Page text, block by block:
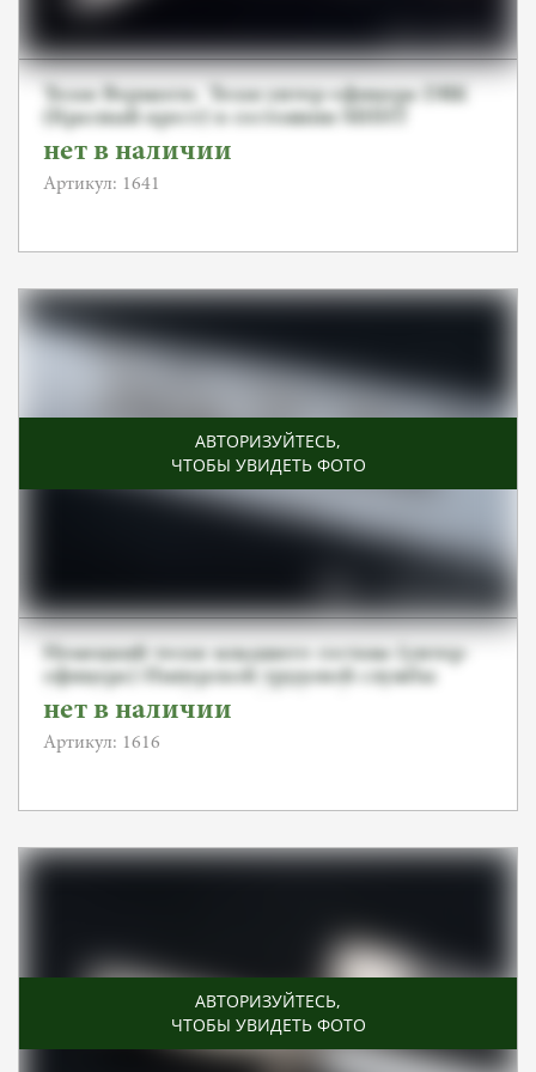
Тесак Вермахта. Тесак унтер-офицера DRK
(Красный крест) в состоянии МИНТ
нет в наличии
Артикул: 1641
АВТОРИЗУЙТЕСЬ,
ЧТОБЫ УВИДЕТЬ ФОТО
Немецкий тесак младшего состава (унтер-
офицера) Имперской трудовой службы
нет в наличии
Артикул: 1616
АВТОРИЗУЙТЕСЬ,
ЧТОБЫ УВИДЕТЬ ФОТО